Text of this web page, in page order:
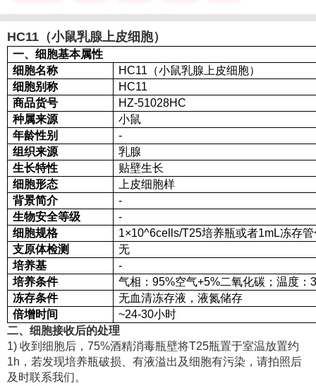
HC11（小鼠乳腺上皮细胞）
一、细胞基本属性
细胞名称
HC11（小鼠乳腺上皮细胞）
细胞别称
HC11
商品货号
HZ-51028HC
种属来源
小鼠
年龄性别
-
组织来源
乳腺
生长特性
贴壁生长
细胞形态
上皮细胞样
背景简介
-
生物安全等级
-
细胞规格
1×10^6cells/T25培养瓶或者1mL冻存
支原体检测
无
培养基
-
培养条件
气相：95%空气+5%二氧化碳；温度
冻存条件
无血清冻存液，液氮储存
倍增时间
~24-30小时
二、细胞接收后的处理
1) 收到细胞后，75%酒精消毒瓶壁将T25瓶置于室温放置约
1h，若发现培养瓶破损、有液溢出及细胞有污染，请拍照后
及时联系我们。